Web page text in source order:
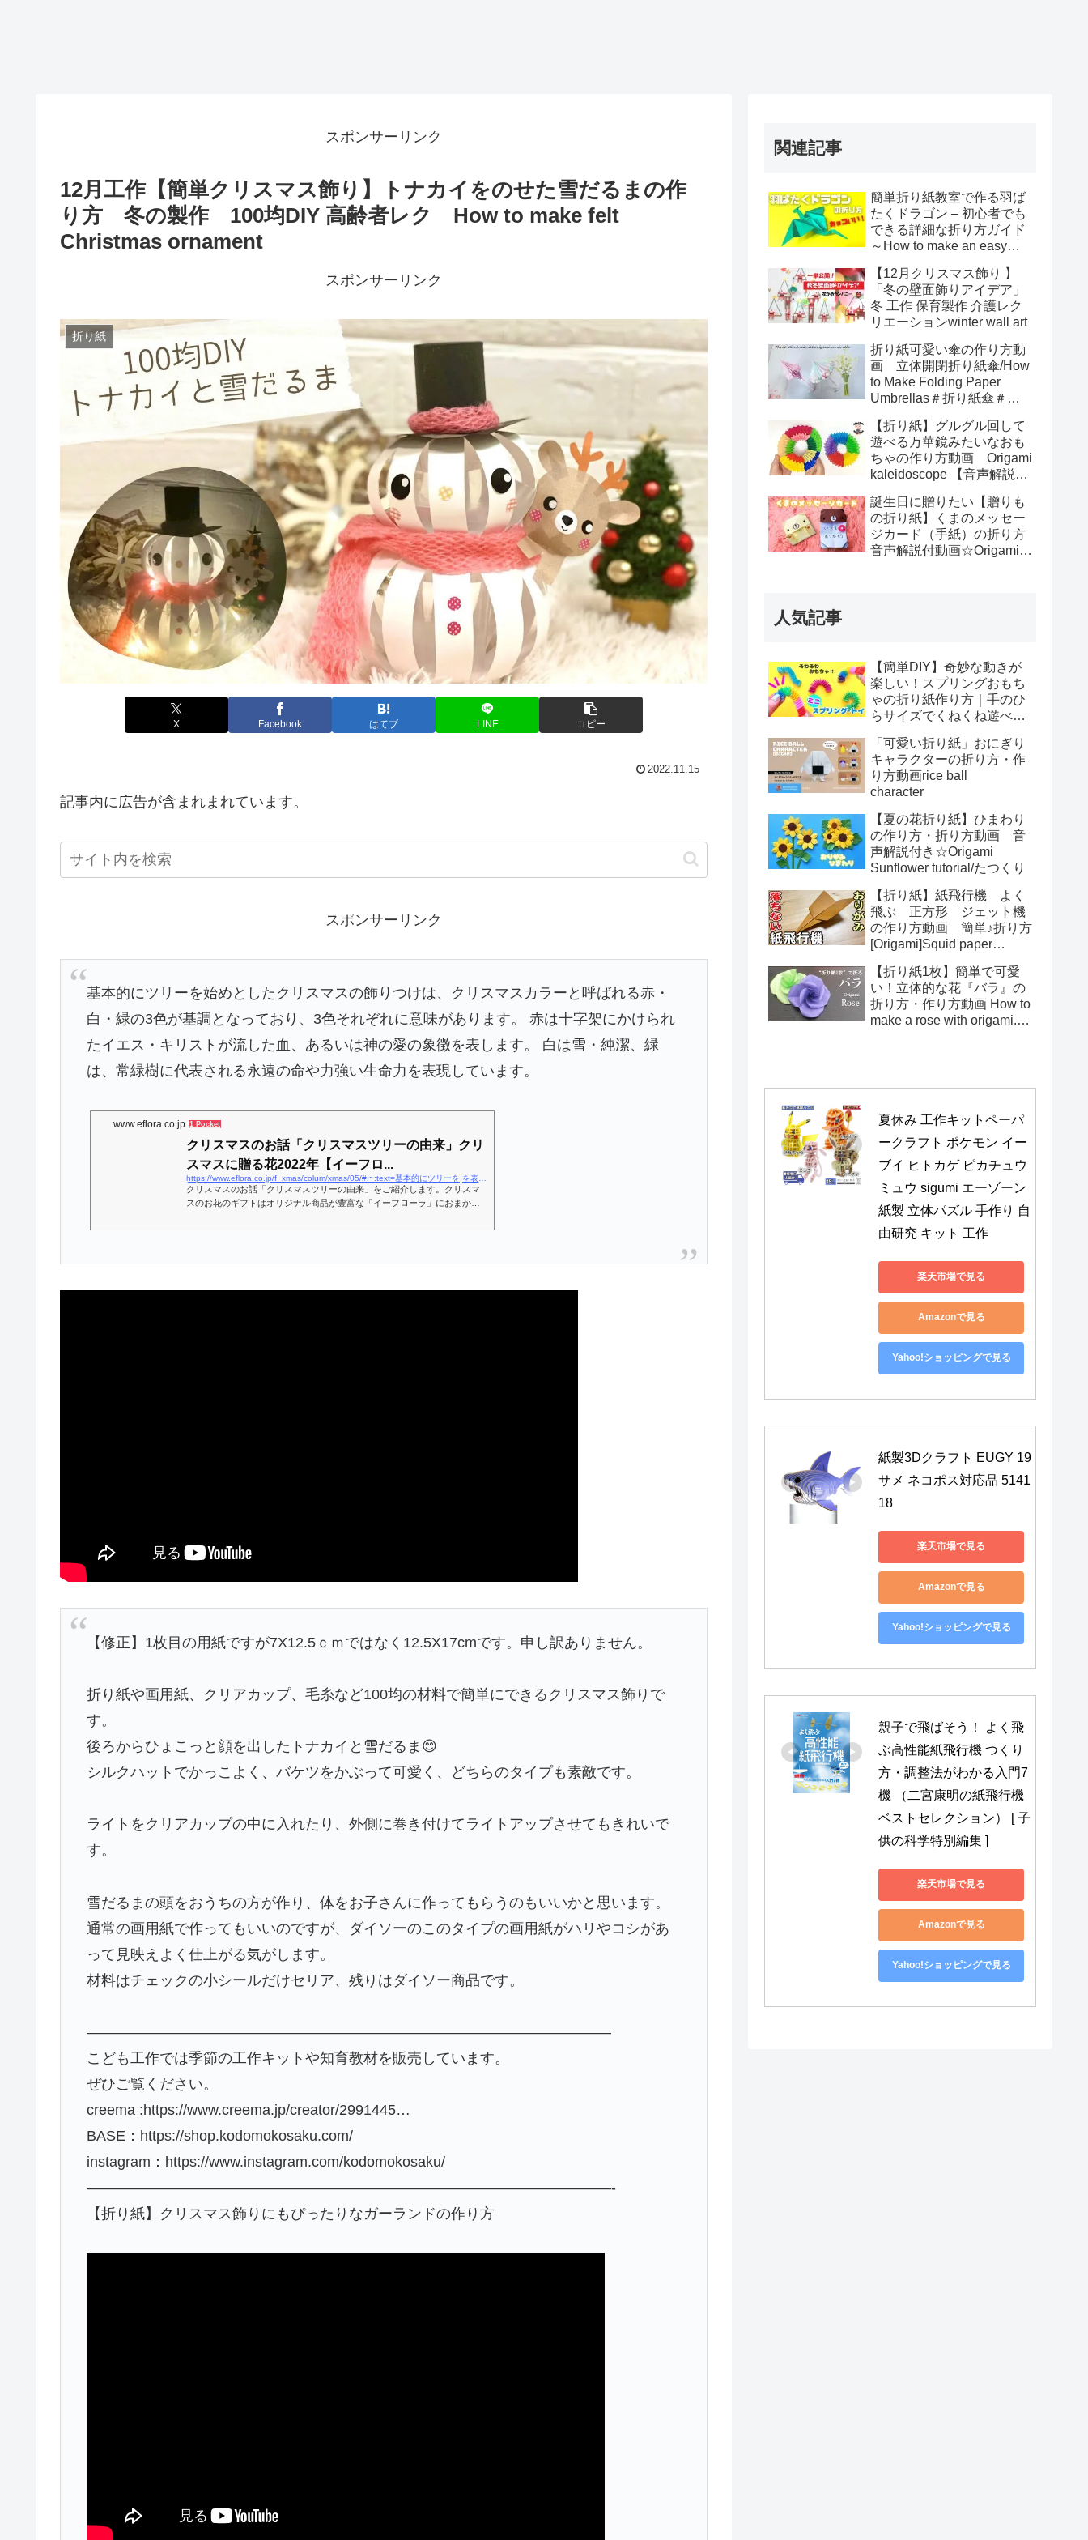
スポンサーリンク
12月工作【簡単クリスマス飾り】トナカイをのせた雪だるまの作
り方 冬の製作 100均DIY 高齢者レク How to make felt
Christmas ornament
スポンサーリンク
折り紙
X Facebook はてブ LINE コピー
2022.11.15
記事内に広告が含まれまれています。
スポンサーリンク
基本的にツリーを始めとしたクリスマスの飾りつけは、クリスマスカラーと呼ばれる赤・
白・緑の3色が基調となっており、3色それぞれに意味があります。 赤は十字架にかけられ
たイエス・キリストが流した血、あるいは神の愛の象徴を表します。 白は雪・純潔、緑
は、常緑樹に代表される永遠の命や力強い生命力を表現しています。
www.eflora.co.jp 1 Pocket
クリスマスのお話「クリスマスツリーの由来」クリ
スマスに贈る花2022年【イーフロ...
クリスマスのお話「クリスマスツリーの由来」をご紹介します。クリスマ
スのお花のギフトはオリジナル商品が豊富な「イーフローラ」におまかせ
ギフトを配達します
【修正】1枚目の用紙ですが7X12.5ｃｍではなく12.5X17cmです。申し訳ありません。
折り紙や画用紙、クリアカップ、毛糸など100均の材料で簡単にできるクリスマス飾りで
す。
後ろからひょこっと顔を出したトナカイと雪だるま😊
シルクハットでかっこよく、バケツをかぶって可愛く、どちらのタイプも素敵です。
ライトをクリアカップの中に入れたり、外側に巻き付けてライトアップさせてもきれいで
す。
雪だるまの頭をおうちの方が作り、体をお子さんに作ってもらうのもいいかと思います。
通常の画用紙で作ってもいいのですが、ダイソーのこのタイプの画用紙がハリやコシがあ
って見映えよく仕上がる気がします。
材料はチェックの小シールだけセリア、残りはダイソー商品です。
————————————————————————————————————
こども工作では季節の工作キットや知育教材を販売しています。
ぜひご覧ください。
creema :https://www.creema.jp/creator/2991445…
BASE：https://shop.kodomokosaku.com/
instagram：https://www.instagram.com/kodomokosaku/
————————————————————————————————————-
【折り紙】クリスマス飾りにもぴったりなガーランドの作り方
関連記事
簡単折り紙教室で作る羽ば
たくドラゴン – 初心者でも
できる詳細な折り方ガイド
～How to make an easy
【12月クリスマス飾り 】
「冬の壁面飾りアイデア」
冬 工作 保育製作 介護レク
リエーションwinter wall art
折り紙可愛い傘の作り方動
画 立体開閉折り紙傘/How
to Make Folding Paper
Umbrellas＃折り紙傘＃立
Umbrellas
【折り紙】グルグル回して
遊べる万華鏡みたいなおも
ちゃの作り方動画 Origami
kaleidoscope 【音声解説あ
誕生日に贈りたい【贈りも
の折り紙】くまのメッセー
ジカード（手紙）の折り方
音声解説付動画☆Origami
人気記事
【簡単DIY】奇妙な動きが
楽しい！スプリングおもち
ゃの折り紙作り方｜手のひ
らサイズでくねくね遊べ
toys Origami
「可愛い折り紙」おにぎり
キャラクターの折り方・作
り方動画rice ball
character
【夏の花折り紙】ひまわり
の作り方・折り方動画 音
声解説付き☆Origami
Sunflower tutorial/たつくり
【折り紙】紙飛行機 よく
飛ぶ 正方形 ジェット機
の作り方動画 簡単♪折り方
[Origami]Squid paper
【折り紙1枚】簡単で可愛
い！立体的な花『バラ』の
折り方・作り方動画 How to
make a rose with origami.It's
夏休み 工作キットペーパ
ークラフト ポケモン イー
ブイ ヒトカゲ ピカチュウ
ミュウ sigumi エーゾーン
紙製 立体パズル 手作り 自
由研究 キット 工作
楽天市場で見る
Amazonで見る
Yahoo!ショッピングで見る
紙製3Dクラフト EUGY 19
サメ ネコポス対応品 5141
18
楽天市場で見る
Amazonで見る
Yahoo!ショッピングで見る
親子で飛ばそう！ よく飛
ぶ高性能紙飛行機 つくり
方・調整法がわかる入門7
機 （二宮康明の紙飛行機
ベストセレクション） [ 子
供の科学特別編集 ]
楽天市場で見る
Amazonで見る
Yahoo!ショッピングで見る